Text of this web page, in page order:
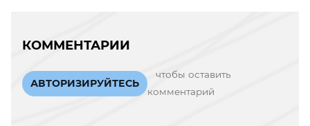
КОММЕНТАРИИ
АВТОРИЗИРУЙТЕСЬ
чтобы оставить
комментарий